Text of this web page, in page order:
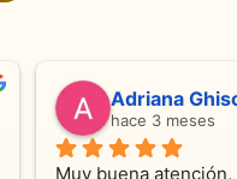
hace
Muy linda